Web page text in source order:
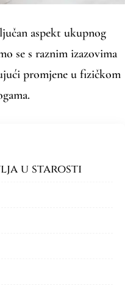
aspekt ukupnog
se s raznim izazovima
promjene u fizičkom
u starosti